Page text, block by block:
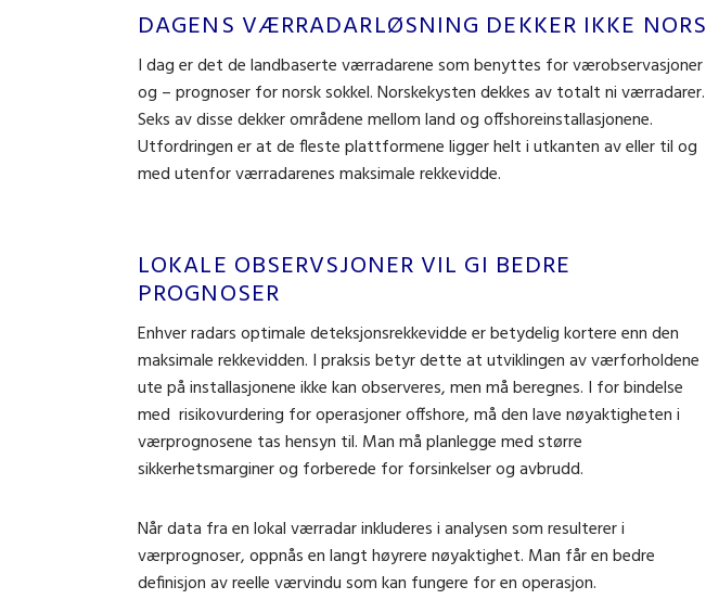
DAGENS VÆRRADARLØSNING DEKKER IKKE
I dag er det de landbaserte værradarene som benyttes for værobservasjoner
og – prognoser for norsk sokkel. Norskekysten dekkes av totalt ni værradarer.
Seks av disse dekker områdene mellom land og offshoreinstallasjonene.
Utfordringen er at de fleste plattformene ligger helt i utkanten av eller til og
med utenfor værradarenes maksimale rekkevidde.
LOKALE OBSERVSJONER VIL GI BEDRE
PROGNOSER
Enhver radars optimale deteksjonsrekkevidde er betydelig kortere enn den
maksimale rekkevidden. I praksis betyr dette at utviklingen av værforholdene
ute på installasjonene ikke kan observeres, men må beregnes. I for bindelse
med risikovurdering for operasjoner offshore, må den lave nøyaktigheten i
værprognosene tas hensyn til. Man må planlegge med større
sikkerhetsmarginer og forberede for forsinkelser og avbrudd.
Når data fra en lokal værradar inkluderes i analysen som resulterer i
værprognoser, oppnås en langt høyrere nøyaktighet. Man får en bedre
definisjon av reelle værvindu som kan fungere for en operasjon.